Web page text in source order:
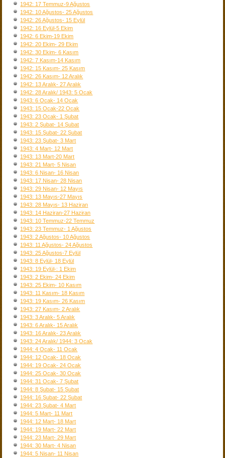
1942: 17 Temmuz-9 Ağustos
1942: 10 Ağustos- 25 Ağustos
1942: 26 Ağustos- 15 Eylül
1942: 16 Eylül-5 Ekim
1942: 6 Ekim-19 Ekim
1942: 20 Ekim- 29 Ekim
1942: 30 Ekim- 6 Kasım
1942: 7 Kasım-14 Kasım
1942: 15 Kasım- 25 Kasım
1942: 26 Kasım- 12 Aralık
1942: 13 Aralık- 27 Aralık
1942: 28 Aralık/ 1943: 5 Ocak
1943: 6 Ocak- 14 Ocak
1943: 15 Ocak-22 Ocak
1943: 23 Ocak- 1 Şubat
1943: 2 Şubat- 14 Şubat
1943: 15 Şubat- 22 Şubat
1943: 23 Şubat- 3 Mart
1943: 4 Mart- 12 Mart
1943: 13 Mart-20 Mart
1943: 21 Mart- 5 Nisan
1943: 6 Nisan- 16 Nisan
1943: 17 Nisan- 28 Nisan
1943: 29 Nisan- 12 Mayıs
1943: 13 Mayıs-27 Mayıs
1943: 28 Mayıs- 13 Haziran
1943: 14 Haziran-27 Haziran
1943: 10 Temmuz-22 Temmuz
1943: 23 Temmuz- 1 Ağustos
1943: 2 Ağustos- 10 Ağustos
1943: 11 Ağustos- 24 Ağustos
1943: 25 Ağustos-7 Eylül
1943: 8 Eylül- 18 Eylül
1943: 19 Eylül-: 1 Ekim
1943: 2 Ekim- 24 Ekim
1943: 25 Ekim- 10 Kasım
1943: 11 Kasım- 18 Kasım
1943: 19 Kasım- 26 Kasım
1943: 27 Kasım- 2 Aralık
1943: 3 Aralık- 5 Aralık
1943: 6 Aralık- 15 Aralık
1943: 16 Aralık- 23 Aralık
1943: 24 Aralık/ 1944: 3 Ocak
1944: 4 Ocak- 11 Ocak
1944: 12 Ocak- 18 Ocak
1944: 19 Ocak- 24 Ocak
1944: 25 Ocak- 30 Ocak
1944: 31 Ocak- 7 Şubat
1944: 8 Şubat- 15 Şubat
1944: 16 Şubat- 22 Şubat
1944: 23 Şubat- 4 Mart
1944: 5 Mart- 11 Mart
1944: 12 Mart- 18 Mart
1944: 19 Mart- 22 Mart
1944: 23 Mart- 29 Mart
1944: 30 Mart- 4 Nisan
1944: 5 Nisan- 11 Nisan